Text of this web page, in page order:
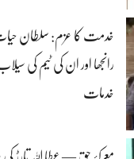
خدمت کا عزم: سلطان حیات
رانجھا اور ان کی ٹیم کی
خدمات
معرکۂ حق — عطا اللہ تارڑ کی